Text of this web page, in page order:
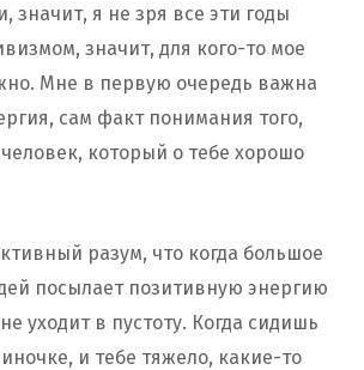
значит, я не зря все эти годы
значит, для кого-то мое
Мне в первую очередь важна
сам факт понимания того,
человек, который о тебе хорошо
разум, что когда большое
посылает позитивную энергию
уходит в пустоту. Когда сидишь
и тебе тяжело, какие-то